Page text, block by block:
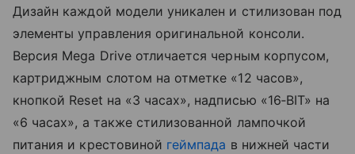
Дизайн каждой модели уникален и стилизован под
элементы управления оригинальной консоли.
Версия Mega Drive отличается черным корпусом,
картриджным слотом на отметке «12 часов»,
кнопкой Reset на «3 часах», надписью «16‑BIT» на
«6 часах», а также стилизованной лампочкой
питания и крестовиной геймпада в нижней части